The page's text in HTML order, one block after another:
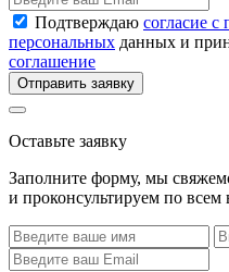
Подтверждаю согласие с
персональных данных и
соглашение
Отправить заявку
Оставьте заявку
Заполните форму, мы
и проконсультируем по всем